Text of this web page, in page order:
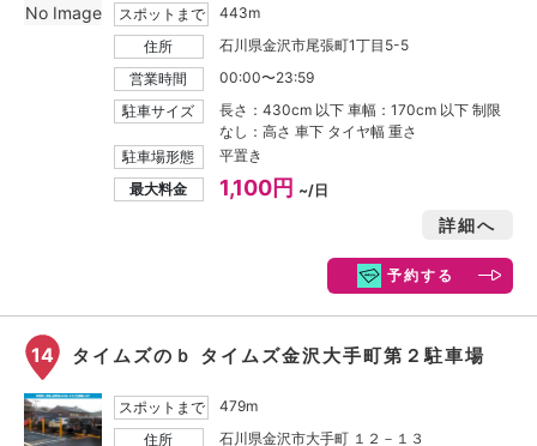
スポットまで
443m
住所
石川県金沢市尾張町1丁目5-5
営業時間
00:00〜23:59
駐車サイズ
長さ：430cm 以下 車幅：170cm 以下 制限
なし：高さ 車下 タイヤ幅 重さ
駐車場形態
平置き
最大料金
1,100円 ~/日
詳細へ
予約する
No Image
14 タイムズのｂ タイムズ金沢大手町第２駐車場
スポットまで
479m
住所
石川県金沢市大手町 １２－１３